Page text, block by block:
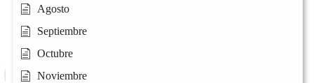
Agosto
Septiembre
Octubre
Noviembre